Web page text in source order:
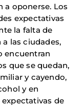
a oponerse. Los
expectativas
la falta de
las ciudades,
encuentran
que se quedan,
y cayendo,
y en
de